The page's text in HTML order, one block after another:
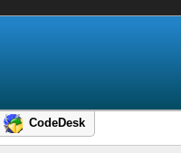
CodeDesk